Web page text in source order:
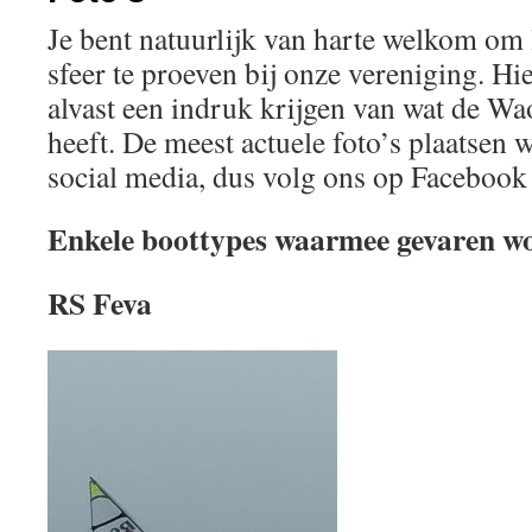
Je bent natuurlijk van harte welkom om
sfeer te proeven bij onze vereniging.
alvast een indruk krijgen van wat de
heeft. De meest actuele foto’s plaatsen
social media, dus volg ons op
Enkele boottypes waarmee gevaren
RS Feva